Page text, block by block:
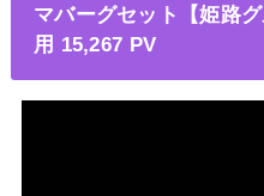
マバーグセット【姫路
用 15,267 PV